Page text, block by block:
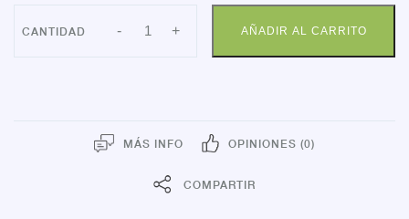
- FARLINE
GAFA + AÑADIR AL CARRITO
MÁS INFO OPINIONES (0)
COMPARTIR